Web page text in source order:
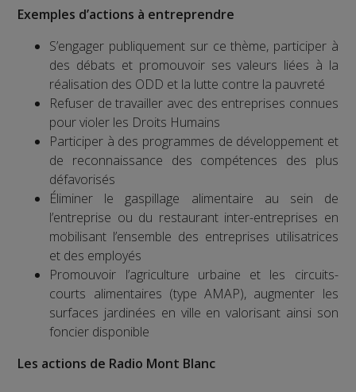
Exemples d’actions à entreprendre
S’engager publiquement sur ce thème, participer à
des débats et promouvoir ses valeurs liées à la
réalisation des ODD et la lutte contre la pauvreté
Refuser de travailler avec des entreprises connues
pour violer les Droits Humains
Participer à des programmes de développement et
de reconnaissance des compétences des plus
défavorisés
Éliminer le gaspillage alimentaire au sein de
l’entreprise ou du restaurant inter-entreprises en
mobilisant l’ensemble des entreprises utilisatrices
et des employés
Promouvoir l’agriculture urbaine et les circuits-
courts alimentaires (type AMAP), augmenter les
surfaces jardinées en ville en valorisant ainsi son
foncier disponible
Les actions de Radio Mont Blanc